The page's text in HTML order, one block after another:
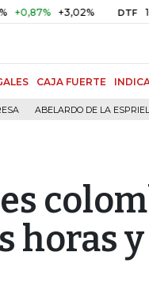
+3,02% DTF 10,34%
CAJA FUERTE
ABELARDO DE LA
horas